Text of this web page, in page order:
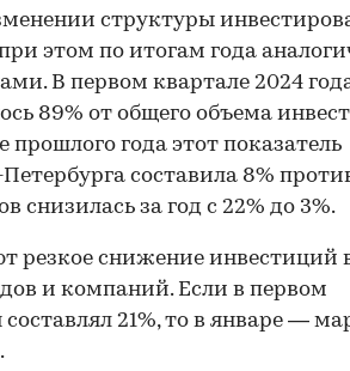
структуры
этом по итогам года
В первом квартале 2024
89% от общего объема
года этот показатель
составила 8%
снизилась за год с 22% до 3%.
резкое снижение инвестиций
и компаний. Если в первом
21%, то в январе —